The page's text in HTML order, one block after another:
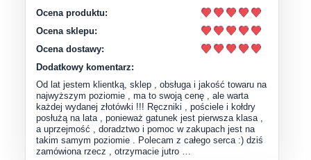
Ocena produktu:
Ocena sklepu:
Ocena dostawy:
Dodatkowy komentarz:
Od lat jestem klientką, sklep , obsługa i jakość towaru na
najwyższym poziomie , ma to swoją cenę , ale warta
każdej wydanej złotówki !!! Ręczniki , pościele i kołdry
posłużą na lata , ponieważ gatunek jest pierwsza klasa ,
a uprzejmość , doradztwo i pomoc w zakupach jest na
takim samym poziomie . Polecam z całego serca :) dziś
zamówiona rzecz , otrzymacie jutro …